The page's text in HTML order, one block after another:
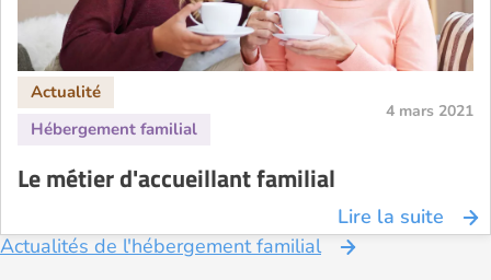
4 mars 2021
Le métier d'accueillant familial
Lire la suite
Actualités de l'hébergement familial